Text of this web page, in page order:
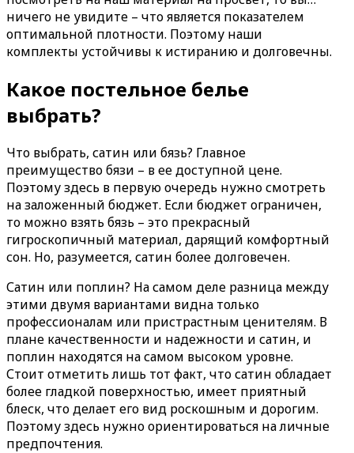
ничего не увидите – что является показателем
оптимальной плотности. Поэтому наши
комплекты устойчивы к истиранию и долговечны.
Какое постельное белье
выбрать?
Что выбрать, сатин или бязь? Главное
преимущество бязи – в ее доступной цене.
Поэтому здесь в первую очередь нужно смотреть
на заложенный бюджет. Если бюджет ограничен,
то можно взять бязь – это прекрасный
гигроскопичный материал, дарящий комфортный
сон. Но, разумеется, сатин более долговечен.
Сатин или поплин? На самом деле разница между
этими двумя вариантами видна только
профессионалам или пристрастным ценителям. В
плане качественности и надежности и сатин, и
поплин находятся на самом высоком уровне.
Стоит отметить лишь тот факт, что сатин обладает
более гладкой поверхностью, имеет приятный
блеск, что делает его вид роскошным и дорогим.
Поэтому здесь нужно ориентироваться на личные
предпочтения.